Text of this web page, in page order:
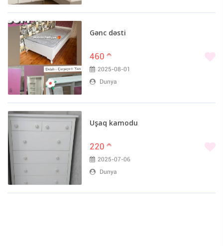
Gənc dəsti
460 m
2025-08-01
Dunya
Uşaq kamodu
220 m
2025-07-06
Dunya